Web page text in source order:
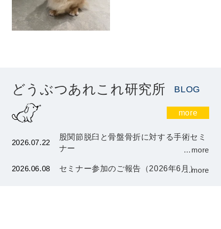
どうぶつあれこれ研究所 BLOG
more
2026.07.22
股関節脱臼と骨盤骨折に対する手術セミ
ナー
…more
2026.06.08 セミナー参加のご報告（2026年6月）
…more